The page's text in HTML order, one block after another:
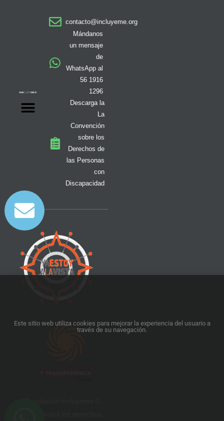
i
t
u
b
e
e
d
i
n
o
k
i
f
y
contacto@incluyeme.org
Mándanos
un mensaje
de
WhatsApp al
56 1916
1296
Descarga la
La
Convención
sobre los
Derechos de
las Personas
con
Discapacidad
Este sitio web utiliza cookies para mejorar la experiencia del usuario a
través de su navegación.